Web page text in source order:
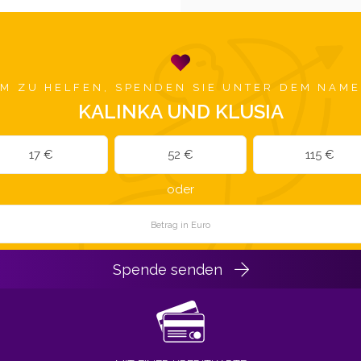
ZU HELFEN, SPENDEN SIE UNTER DEM
KALINKA UND KLUSIA
17 € 52 € 115 €
oder
Spende senden